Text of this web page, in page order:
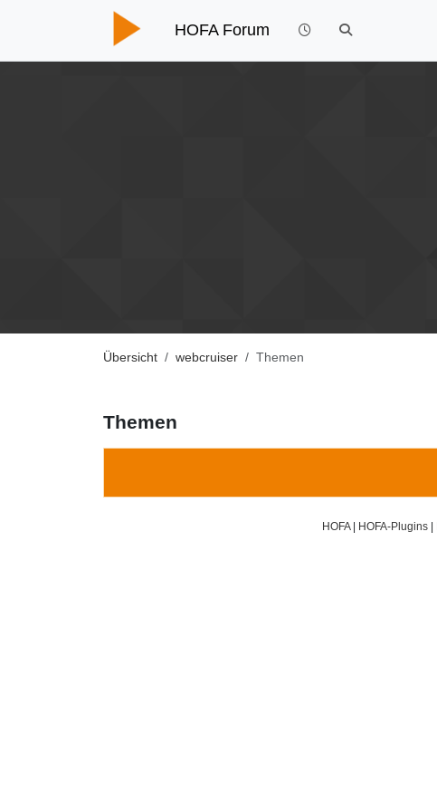
HOFA Forum
Übersicht webcruiser Themen
Themen
HOFA| HOFA-Plugins|